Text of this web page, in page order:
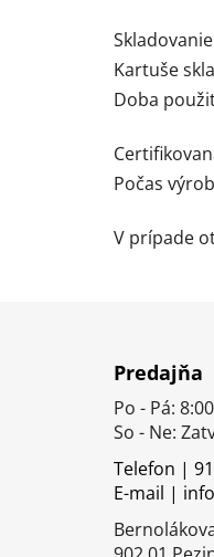
Skladovanie
Kartuše
Doba
Počas
V prípade
Predajňa
Po - Pá:
So - Ne:
Telefon |
E-mail |